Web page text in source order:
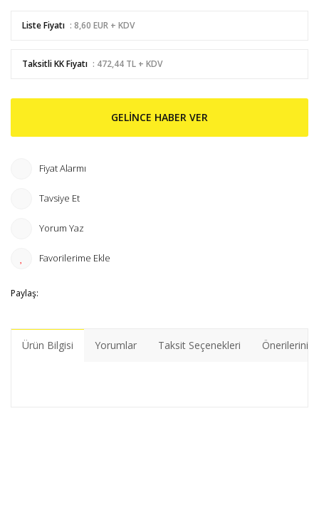
Liste Fiyatı : 8,60 EUR + KDV
Taksitli KK Fiyatı : 472,44 TL + KDV
GELİNCE HABER VER
Fiyat Alarmı
Tavsiye Et
Yorum Yaz
Paylaş:
Ürün Bilgisi Yorumlar Taksit Seçenekleri Önerileriniz